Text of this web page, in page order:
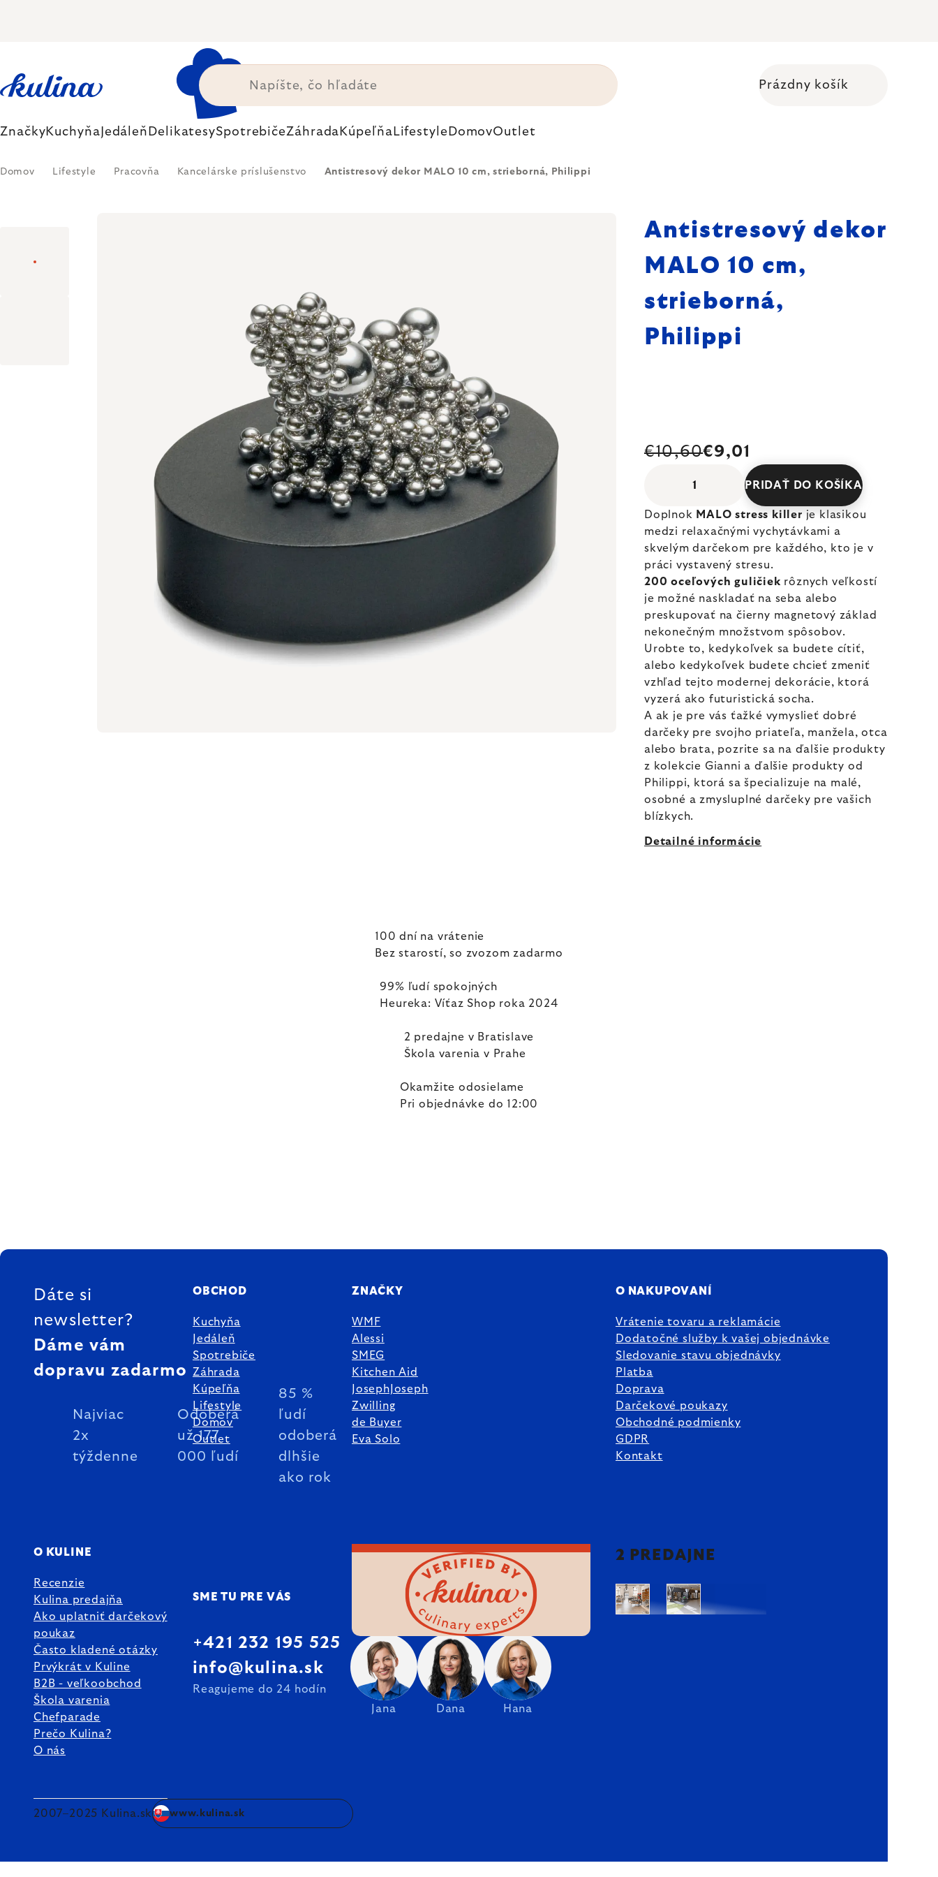
Prázdny košík
ZnačkyKuchyňa Jedáleň DelikatesySpotrebičeZáhrada Kúpeľňa Lifestyle DomovOutlet
Domov Lifestyle Pracovňa Kancelárske príslušenstvo Antistresový dekor MALO 10 cm, strieborná, Philippi
Antistresový dekor
MALO 10 cm,
strieborná,
Philippi
€10,60€9,01
PRIDAŤ DO KOŠÍKA
Doplnok MALO stress killer je klasikou
medzi relaxačnými vychytávkami a
skvelým darčekom pre každého, kto je v
práci vystavený stresu.
200 oceľových guličiek rôznych veľkostí
je možné naskladať na seba alebo
preskupovať na čierny magnetový základ
nekonečným množstvom spôsobov.
Urobte to, kedykoľvek sa budete cítiť,
alebo kedykoľvek budete chcieť zmeniť
vzhľad tejto modernej dekorácie, ktorá
vyzerá ako futuristická socha.
A ak je pre vás ťažké vymyslieť dobré
darčeky pre svojho priateľa, manžela, otca
alebo brata, pozrite sa na ďalšie produkty
z kolekcie Gianni a ďalšie produkty od
Philippi, ktorá sa špecializuje na malé,
osobné a zmysluplné darčeky pre vašich
blízkych.
Detailné informácie
100 dní na vrátenie
Bez starostí, so zvozom zadarmo
99% ľudí spokojných
Heureka: Víťaz Shop roka 2024
2 predajne v Bratislave
Škola varenia v Prahe
Okamžite odosielame
Pri objednávke do 12:00
ZÁPÄTIE
Dáte si
newsletter?
Dáme vám
dopravu zadarmo
Najviac
2x
týždenne
Odoberá
už 177
000 ľudí
85 %
ľudí
odoberá
dlhšie
ako rok
OBCHOD
Kuchyňa
Jedáleň
Spotrebiče
Záhrada
Kúpeľňa
Lifestyle
Domov
Outlet
ZNAČKY
WMF
Alessi
SMEG
Kitchen Aid
JosephJoseph
Zwilling
de Buyer
Eva Solo
O NAKUPOVANÍ
Vrátenie tovaru a reklamácie
Dodatočné služby k vašej objednávke
Sledovanie stavu objednávky
Platba
Doprava
Darčekové poukazy
Obchodné podmienky
GDPR
Kontakt
O KULINE
Recenzie
Kulina predajňa
Ako uplatniť darčekový
poukaz
Často kladené otázky
Prvýkrát v Kuline
B2B - veľkoobchod
Škola varenia
Chefparade
Prečo Kulina?
O nás
SME TU PRE VÁS
Jana Dana Hana
+421 232 195 525
info@kulina.sk
Reagujeme do 24 hodín
2 PREDAJNE
2007–2025 Kulina.sk www.kulina.sk